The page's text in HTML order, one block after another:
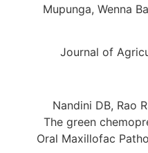
Mupunga, Wenna
Journal of
Nandini DB, Rao
The green
Oral Maxillofac